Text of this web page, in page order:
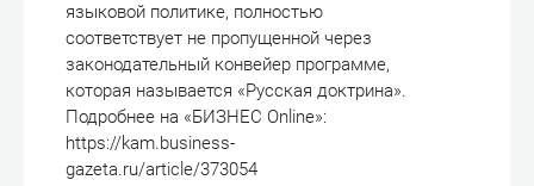
языковой политике, полностью
соответствует не пропущенной через
законодательный конвейер программе,
которая называется «Русская доктрина».
Подробнее на «БИЗНЕС Online»:
https://kam.business-
gazeta.ru/article/373054